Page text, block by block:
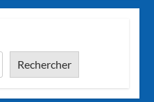
Rechercher